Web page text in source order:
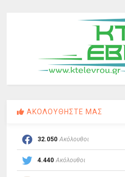
ΑΚΟΛΟΥΘΗΣΤΕ ΜΑΣ
32.050 Ακόλουθοι
4.440 Ακόλουθοι